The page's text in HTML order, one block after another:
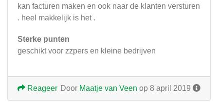
kan facturen maken en ook naar de klanten versturen
. heel makkelijk is het .
Sterke punten
geschikt voor zzpers en kleine bedrijven
Door Maatje van Veen op 8 april 2019
Reageer